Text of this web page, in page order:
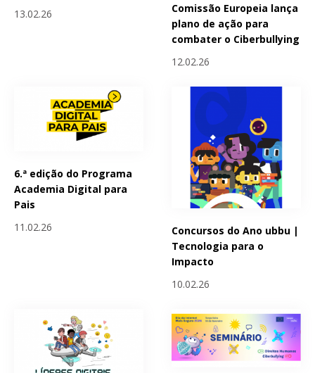
13.02.26
Comissão Europeia lança
plano de ação para
combater o Ciberbullying
12.02.26
6.ª edição do Programa
Academia Digital para
Pais
11.02.26
Concursos do Ano ubbu |
Tecnologia para o
Impacto
10.02.26